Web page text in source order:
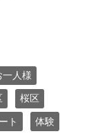
一人様
桜区
ト 体験